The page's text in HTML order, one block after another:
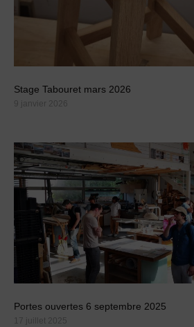
Stage Tabouret mars 2026
9 janvier 2026
Portes ouvertes 6 septembre 2025
17 juillet 2025